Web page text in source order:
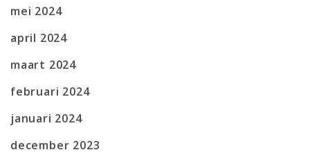
mei 2024
april 2024
maart 2024
februari 2024
januari 2024
december 2023